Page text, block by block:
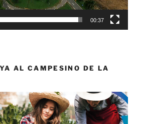
00:37
AL CAMPESINO DE LA